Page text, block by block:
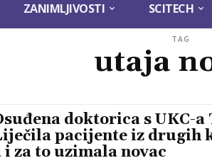
ZANIMLJIVOSTI SCITECH
TAG
utaja
doktorica s UKC-a
pacijente iz drugih
i za to uzimala novac